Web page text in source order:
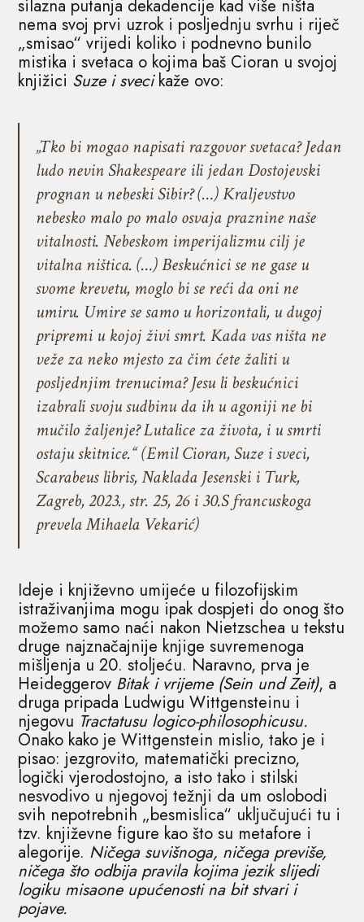
silazna putanja dekadencije kad više ništa
nema svoj prvi uzrok i posljednju svrhu i riječ
„smisao“ vrijedi koliko i podnevno bunilo
mistika i svetaca o kojima baš Cioran u svojoj
knjižici Suze i svecikaže ovo:
„Tko bi mogao napisati razgovor svetaca? Jedan
ludo nevin Shakespeare ili jedan Dostojevski
prognan u nebeski Sibir? (…) Kraljevstvo
nebesko malo po malo osvaja praznine naše
vitalnosti. Nebeskom imperijalizmu cilj je
vitalna ništica. (…) Beskućnici se ne gase u
svome krevetu, moglo bi se reći da oni ne
umiru. Umire se samo u horizontali, u dugoj
pripremi u kojoj živi smrt. Kada vas ništa ne
veže za neko mjesto za čim ćete žaliti u
posljednjim trenucima? Jesu li beskućnici
izabrali svoju sudbinu da ih u agoniji ne bi
mučilo žaljenje? Lutalice za života, i u smrti
ostaju skitnice.“ (Emil Cioran, Suze i sveci,
Scarabeus libris, Naklada Jesenski i Turk,
Zagreb, 2023., str. 25, 26 i 30.S francuskoga
prevela Mihaela Vekarić)
Ideje i književno umijeće u filozofijskim
istraživanjima mogu ipak dospjeti do onog što
možemo samo naći nakon Nietzschea u tekstu
druge najznačajnije knjige suvremenoga
mišljenja u 20. stoljeću. Naravno, prva je
Heideggerov Bitak i vrijeme (Sein und Zeit), a
druga pripada Ludwigu Wittgensteinu i
njegovu Tractatusu logico-philosophicusu.
Onako kako je Wittgenstein mislio, tako je i
pisao: jezgrovito, matematički precizno,
logički vjerodostojno, a isto tako i stilski
nesvodivo u njegovoj težnji da um oslobodi
svih nepotrebnih „besmislica“ uključujući tu i
tzv. književne figure kao što su metafore i
alegorije. Ničega suvišnoga, ničega previše,
ničega što odbija pravila kojima jezik slijedi
logiku misaone upućenosti na bit stvari i
pojave.